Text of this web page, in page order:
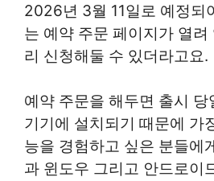
2026년 3월 11일로 예정되
는 예약 주문 페이지가 열려
리 신청해둘 수 있더라고요.
예약 주문을 해두면 출시
기기에 설치되기 때문에 가
능을 경험하고 싶은 분들에
과 윈도우 그리고 안드로이